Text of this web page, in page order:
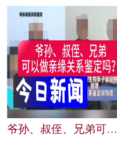
爷孙、叔侄、兄弟可以做亲缘关系鉴定吗？